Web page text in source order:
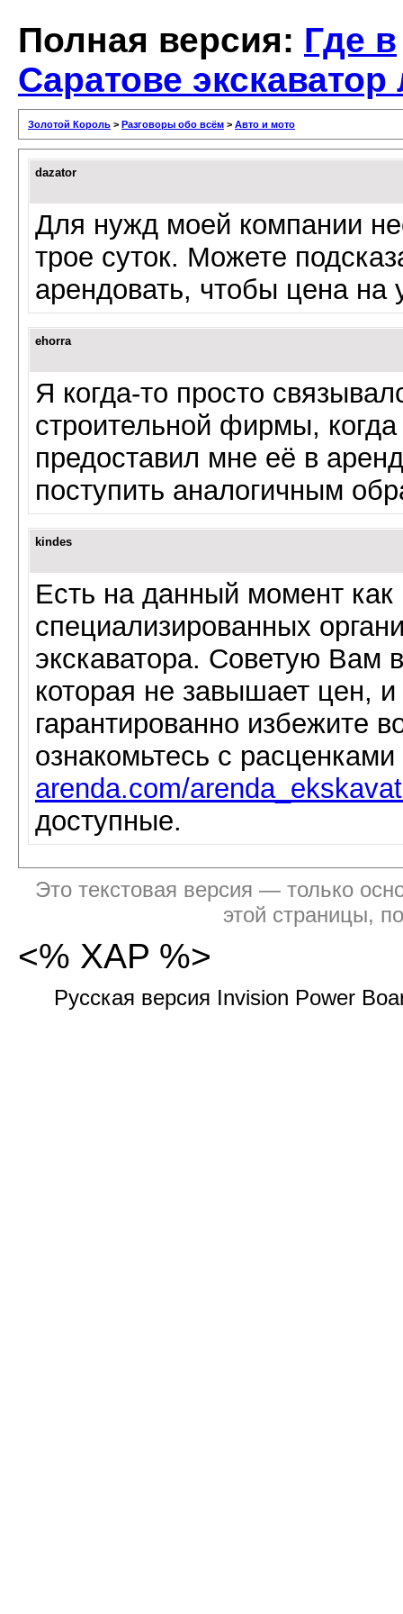
Полная версия: Где в
Саратове
Золотой Король > Разговоры обо всём > Авто и мото
dazator
Для нужд моей компании
трое суток. Можете
арендовать, чтобы цена на
ehorra
Я когда-то просто
строительной фирмы,
предоставил мне её в
поступить аналогичным
kindes
Есть на данный момент
специализированных
экскаватора. Советую Вам
которая не завышает цен,
гарантированно избежите
ознакомьтесь с
arenda.com/
доступные.
Это текстовая версия — только
этой страницы,
<% XAP %>
Русская версия Invision Power